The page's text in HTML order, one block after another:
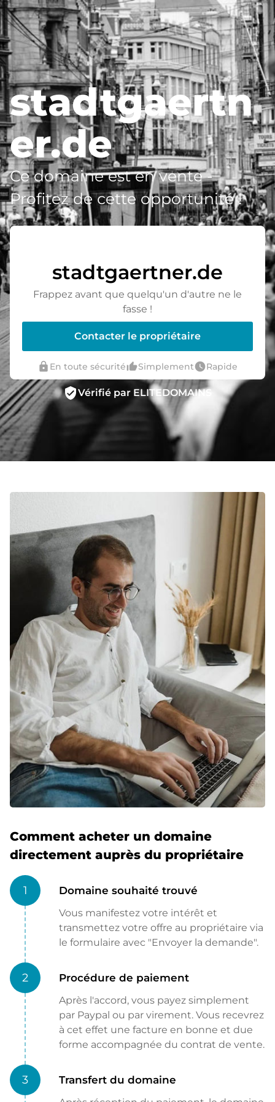
stadtgaertn
er.de
Ce domaine est en vente -
Profitez de cette opportunité !
stadtgaertner.de
Frappez avant que quelqu'un d'autre ne le
fasse !
Contacter le propriétaire
lock En toute sécuritéthumb_up_altSimplementwatch_laterRapide
verified_userVérifié par ELITEDOMAINS
Comment acheter un domaine
directement auprès du propriétaire
1 Domaine souhaité trouvé
Vous manifestez votre intérêt et
transmettez votre offre au propriétaire via
le formulaire avec "Envoyer la demande".
2 Procédure de paiement
Après l'accord, vous payez simplement
par Paypal ou par virement. Vous recevrez
à cet effet une facture en bonne et due
forme accompagnée du contrat de vente.
3 Transfert du domaine